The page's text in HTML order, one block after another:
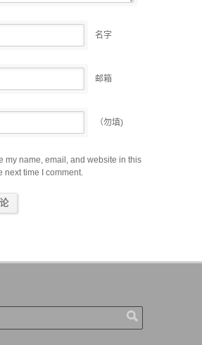
名字
邮箱
（勿填)
my name, email, and website in this
next time I comment.